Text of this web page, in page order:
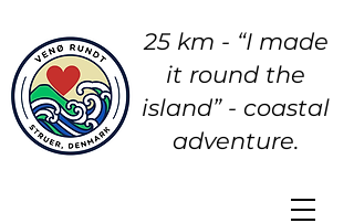
25 km - “I made
it round the
island” - coastal
adventure.